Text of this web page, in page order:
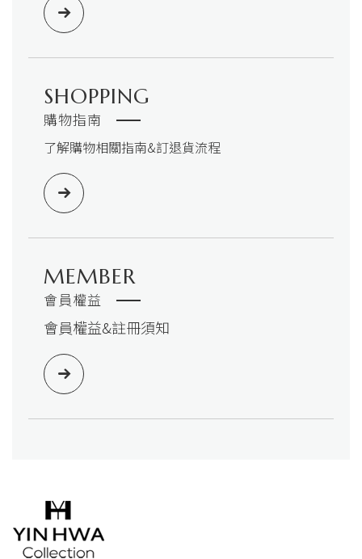
SHOPPING
購物指南
了解購物相關指南&訂退貨流程
MEMBER
會員權益
會員權益&註冊須知